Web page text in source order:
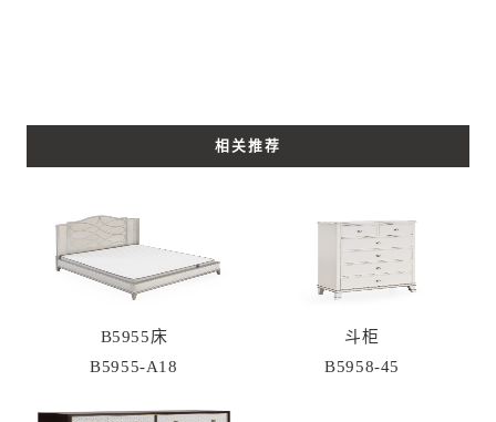
相关推荐
B5955床
B5955-A18
斗柜
B5958-45